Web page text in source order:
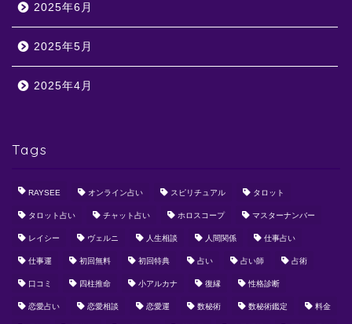
2025年6月
2025年5月
2025年4月
Tags
RAYSEE オンライン占い スピリチュアル タロット
タロット占い チャット占い ホロスコープ マスターナンバー
レイシー ヴェルニ 人生相談 人間関係 仕事占い
仕事運 初回無料 初回特典 占い 占い師 占術
口コミ 四柱推命 小アルカナ 復縁 性格診断
恋愛占い 恋愛相談 恋愛運 数秘術 数秘術鑑定 料金